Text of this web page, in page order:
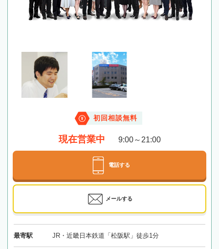
初回相談無料
現在営業中 9:00～21:00
電話する
メールする
最寄駅 JR・近畿日本鉄道「松阪駅」徒歩1分